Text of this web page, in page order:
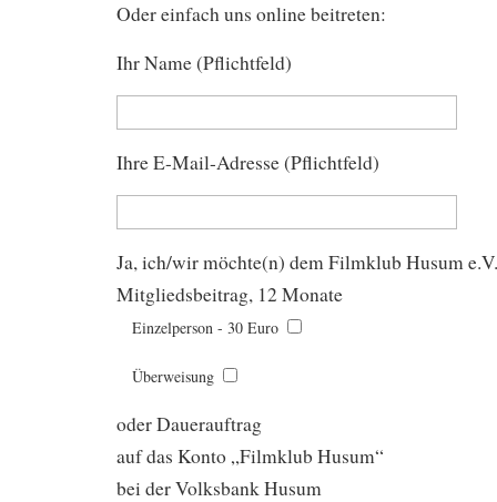
Oder einfach uns online beitreten:
Ihr Name (Pflichtfeld)
Ihre E-Mail-Adresse (Pflichtfeld)
Ja, ich/wir möchte(n) dem Filmklub Husum
Mitgliedsbeitrag, 12 Monate
Einzelperson - 30 Euro
Überweisung
oder Dauerauftrag
auf das Konto „Filmklub Husum“
bei der Volksbank Husum